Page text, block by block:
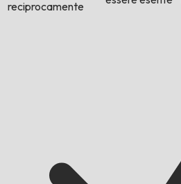
reciprocamente